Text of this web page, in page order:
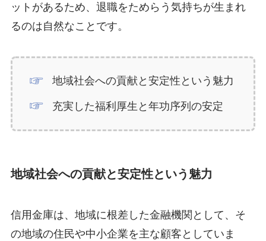
ットがあるため、退職をためらう気持ちが生まれ
るのは自然なことです。
地域社会への貢献と安定性という魅力
充実した福利厚生と年功序列の安定
地域社会への貢献と安定性という魅力
信用金庫は、地域に根差した金融機関として、そ
の地域の住民や中小企業を主な顧客としていま